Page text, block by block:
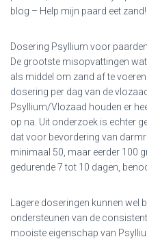
blog – Help mijn paard eet zand!
Dosering Psyllium voor paarden
De grootste misopvattingen
als middel om zand af te
dosering per dag van de
Psyllium/Vlozaad houden er
op na. Uit onderzoek is echter
dat voor bevordering van
minimaal 50, maar eerder 100
gedurende 7 tot 10 dagen,
Lagere doseringen kunnen wel
ondersteunen van de
mooiste eigenschap van